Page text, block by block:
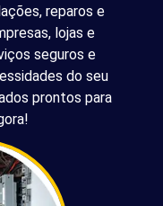
reparos e
lojas e
seguros e
do seu
prontos para